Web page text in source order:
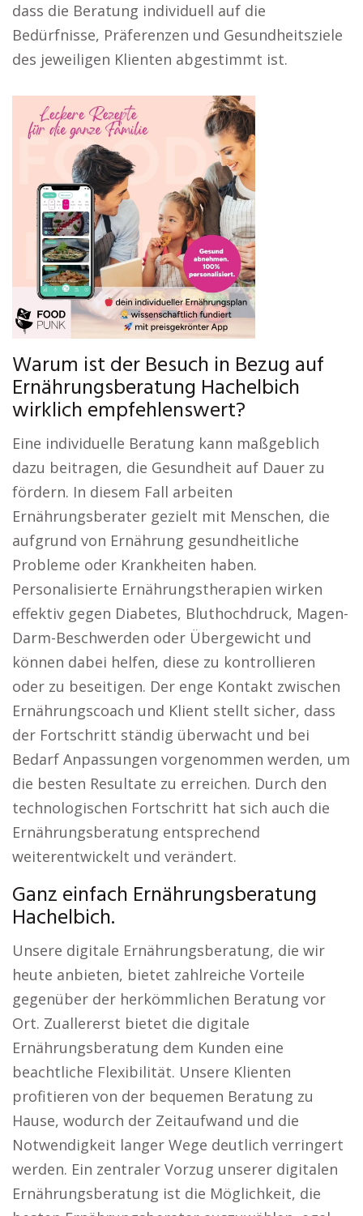
dass die Beratung individuell auf die
Bedürfnisse, Präferenzen und Gesundheitsziele
des jeweiligen Klienten abgestimmt ist.
Warum ist der Besuch in Bezug auf
Ernährungsberatung Hachelbich
wirklich empfehlenswert?
Eine individuelle Beratung kann maßgeblich
dazu beitragen, die Gesundheit auf Dauer zu
fördern. In diesem Fall arbeiten
Ernährungsberater gezielt mit Menschen, die
aufgrund von Ernährung gesundheitliche
Probleme oder Krankheiten haben.
Personalisierte Ernährungstherapien wirken
effektiv gegen Diabetes, Bluthochdruck, Magen-
Darm-Beschwerden oder Übergewicht und
können dabei helfen, diese zu kontrollieren
oder zu beseitigen. Der enge Kontakt zwischen
Ernährungscoach und Klient stellt sicher, dass
der Fortschritt ständig überwacht und bei
Bedarf Anpassungen vorgenommen werden, um
die besten Resultate zu erreichen. Durch den
technologischen Fortschritt hat sich auch die
Ernährungsberatung entsprechend
weiterentwickelt und verändert.
Ganz einfach Ernährungsberatung
Hachelbich.
Unsere digitale Ernährungsberatung, die wir
heute anbieten, bietet zahlreiche Vorteile
gegenüber der herkömmlichen Beratung vor
Ort. Zuallererst bietet die digitale
Ernährungsberatung dem Kunden eine
beachtliche Flexibilität. Unsere Klienten
profitieren von der bequemen Beratung zu
Hause, wodurch der Zeitaufwand und die
Notwendigkeit langer Wege deutlich verringert
werden. Ein zentraler Vorzug unserer digitalen
Ernährungsberatung ist die Möglichkeit, die